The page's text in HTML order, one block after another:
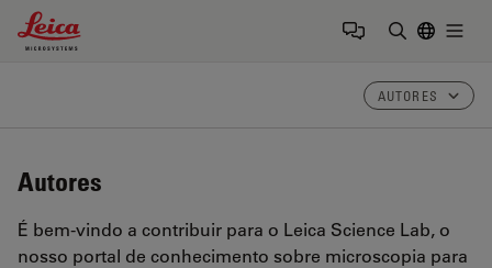
Leica Microsystems Logo
AUTORES
Autores
É bem-vindo a contribuir para o Leica Science Lab, o
nosso portal de conhecimento sobre microscopia para